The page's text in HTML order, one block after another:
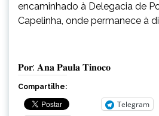
encaminhado à Delegacia de
Capelinha, onde permanece à
𝐏𝐨𝐫: 𝐀𝐧𝐚 𝐏𝐚𝐮𝐥𝐚 𝐓𝐢𝐧𝐨𝐜𝐨
Compartilhe:
Telegram